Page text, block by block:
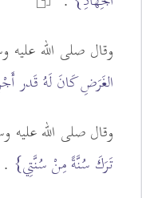
وقال صلى الله عليه
الغَرَضِ كَانَ لَهُ قَدر
وقال صلى الله عليه
تَرَكَ سُنَّةً مِنْ سُنَّتِي} .